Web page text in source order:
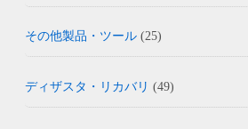
その他製品・ツール (25)
ディザスタ・リカバリ (49)